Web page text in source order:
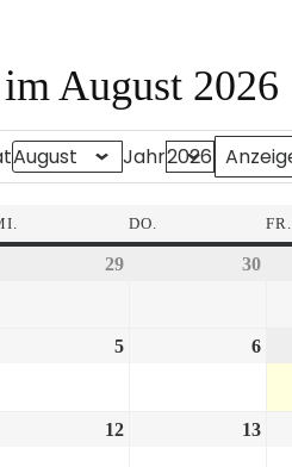
August 2026
Jahr
DO. FR.
29 30
5 6
12 13